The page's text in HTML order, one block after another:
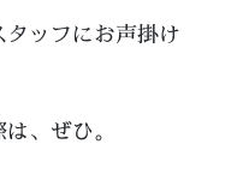
ッフにお声掛け
、ぜひ。